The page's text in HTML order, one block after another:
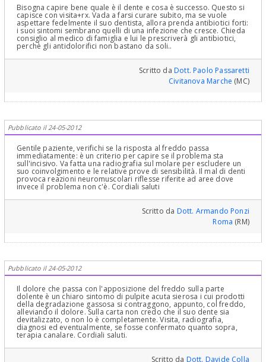
Bisogna capire bene quale è il dente e cosa è successo. Questo si
capisce con visita+rx. Vada a farsi curare subito, ma se vuole
aspettare fedelmente il suo dentista, allora prenda antibiotici forti:
i suoi sintomi sembrano quelli di una infezione che cresce. Chieda
consiglio al medico di famiglia e lui le prescriverà gli antibiotici,
perchè gli antidolorifici non bastano da soli..
Scritto daDott. Paolo Passaretti
Civitanova Marche (MC)
Pubblicato il 24-05-2012
Gentile paziente, verifichi se la risposta al freddo passa
immediatamente: è un criterio per capire se il problema sta
sull'incisivo. Va fatta una radiografia sul molare per escludere un
suo coinvolgimento e le relative prove di sensibilità. Il mal di denti
provoca reazioni neuromuscolari riflesse riferite ad aree dove
invece il problema non c'è. Cordiali saluti
Scritto da Dott. Armando Ponzi
Roma (RM)
Pubblicato il 24-05-2012
Il dolore che passa con l'apposizione del freddo sulla parte
dolente è un chiaro sintomo di pulpite acuta sierosa i cui prodotti
della degradazione gassosa si contraggono, appunto, col freddo,
alleviando il dolore. Sulla carta non credo che il suo dente sia
devitalizzato, o non lo è completamente. Visita, radiografia,
diagnosi ed eventualmente, se fosse confermato quanto sopra,
terapia canalare. Cordiali saluti.
Scritto da Dott. Davide Colla